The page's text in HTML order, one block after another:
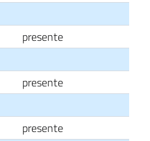
presente
presente
presente